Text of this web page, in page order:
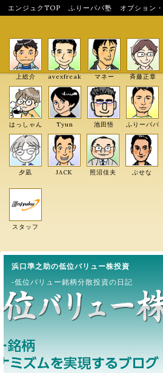
エンジュクTOP ふりーパパ塾 オプション
上総介 avexfreak マネー 斉藤正章
はっしゃん Tyun 池田悟 ふりーパパ
夕凪 JACK 照沼佳夫 ぶせな
スタッフ
浜口準之助の低位バリュー株投資
-低位バリュー銘柄分散投資の日記